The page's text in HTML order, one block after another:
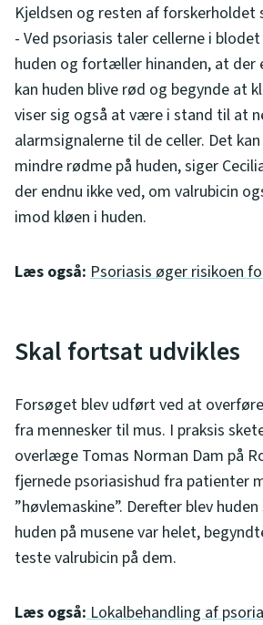
Kjeldsen og resten af forskerholdet
- Ved psoriasis taler cellerne i
huden og fortæller hinanden, at der
kan huden blive rød og begynde at
viser sig også at være i stand til at
alarmsignalerne til de celler. Det
mindre rødme på huden, siger
der endnu ikke ved, om valrubicin
imod kløen i huden.
Læs også: Psoriasis øger risikoen
Skal fortsat udvikles
Forsøget blev udført ved at
fra mennesker til mus. I praksis
overlæge Tomas Norman Dam på
fjernede psoriasishud fra patienter
”høvlemaskine”. Derefter blev
huden på musene var helet,
teste valrubicin på dem.
Læs også: Lokalbehandling af